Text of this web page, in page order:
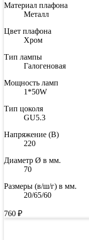
Материал плафона
Металл
Цвет плафона
Хром
Тип лампы
Галогеновая
Мощность ламп
1*50W
Тип цоколя
GU5.3
Напряжение (В)
220
Диаметр Ø в мм.
70
Размеры (в/ш/г) в мм.
20/65/60
760 ₽